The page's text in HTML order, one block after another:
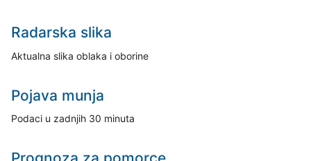
Radarska slika
Aktualna slika oblaka i oborine
Pojava munja
Podaci u zadnjih 30 minuta